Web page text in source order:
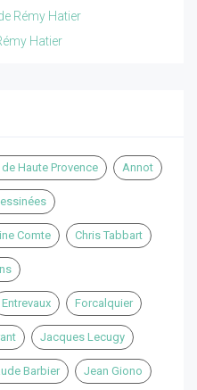
Rémy Hatier
Hatier
Haute Provence Annot
Comte Chris Tabbart
Entrevaux Forcalquier
Jacques Lecugy
Barbier Jean Giono